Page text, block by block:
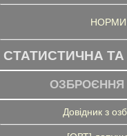
НОРМИ
СТАТИСТИЧНА
ОЗБРОЄННЯ
Довідник з